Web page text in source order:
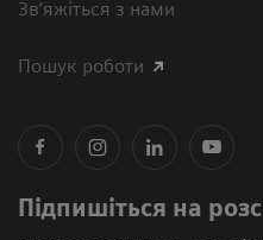
Зв’яжіться з нами
Пошук роботи
Підпишіться на